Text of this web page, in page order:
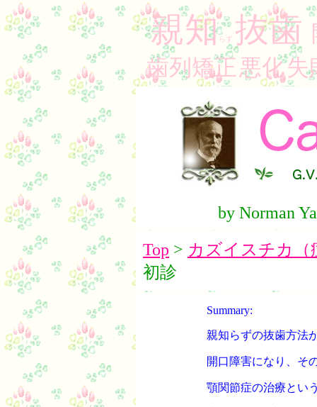
親知 らず 抜歯
歯列矯正悪化失
by Norman
Top > カズイスチカ（
初診
Summary:
親知らずの抜歯方法
開口障害になり、そ
顎関節症の治療とい